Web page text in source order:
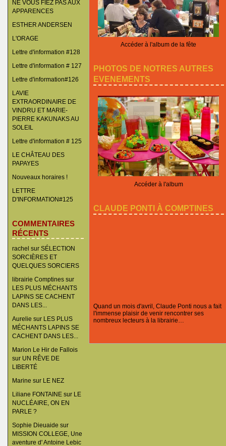
NE VOUS FIEZ PAS AUX
APPARENCES
ESTHER ANDERSEN
L'ORAGE
Lettre d'information #128
Lettre d'information # 127
Lettre d'information#126
LAVIE
EXTRAORDINAIRE DE
VINDRU ET MARIE-
PIERRE KAKUNAKS AU
SOLEIL
Lettre d'information # 125
LE CHÂTEAU DES
PAPAYES
Nouveaux horaires !
LETTRE
D'INFORMATION#125
COMMENTAIRES
RÉCENTS
rachel sur SÉLECTION
SORCIÈRES ET
QUELQUES SORCIERS
librairie Comptinessur
LES PLUS MÉCHANTS
LAPINS SE CACHENT
DANS LES...
Aurelie sur LES PLUS
MÉCHANTS LAPINS SE
CACHENT DANS LES...
Marion Le Hir de Fallois
sur UN RÊVE DE
LIBERTÉ
Marine sur LE NEZ
Liliane FONTAINEsur LE
NUCLÉAIRE, ON EN
PARLE ?
Sophie Dieuaide sur
MISSION COLLEGE, Une
aventure d' Antoine Lebic
Accéder à l'album de la fête
PHOTOS DE NOTRES AUTRES
EVENEMENTS
Accéder à l'album
CLAUDE PONTI À COMPTINES
Quand un mois d'avril, Claude Ponti nous a fait
l'immense plaisir de venir rencontrer ses
nombreux lecteurs à la librairie…